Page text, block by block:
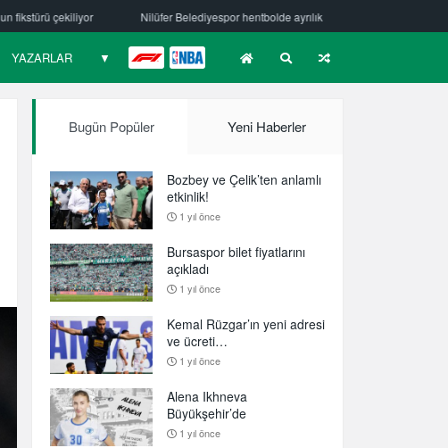
Nilüfer Belediyespor hentbolde ayrılık Mehmet Güzelsöz’den mesaj var!
YAZARLAR ▼ F1 NBA
Bugün Popüler Yeni Haberler
Bozbey ve Çelik’ten anlamlı
etkinlik!
1 yıl önce
Bursaspor bilet fiyatlarını
açıkladı
1 yıl önce
Kemal Rüzgar’ın yeni adresi
ve ücreti…
1 yıl önce
Alena Ikhneva
Büyükşehir’de
1 yıl önce